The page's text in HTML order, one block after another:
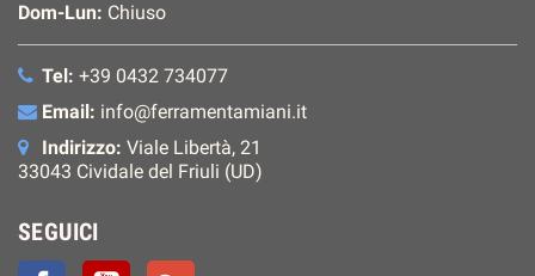
Dom-Lun: Chiuso
Tel: +39 0432 734077
Email: info@ferramentamiani.it
Indirizzo: Viale Libertà, 21
33043 Cividale del Friuli (UD)
SEGUICI